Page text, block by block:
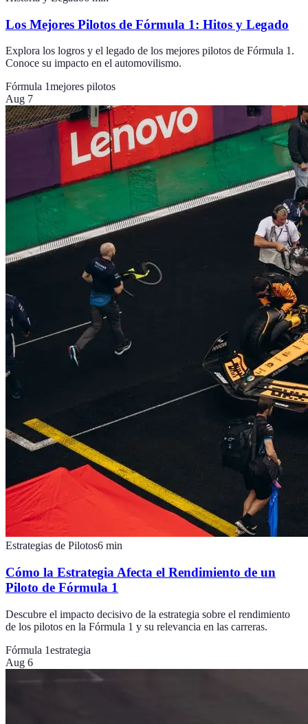
Los Mejores Pilotos de Fórmula 1: Hitos y Legado
Explora los logros y el legado de los mejores pilotos de Fórmula 1.
Conoce su impacto en el automovilismo.
Fórmula 1mejores pilotos
Aug 7
Estrategias de Pilotos6 min
Cómo la Estrategia Afecta el Rendimiento de un
Piloto de Fórmula 1
Descubre el impacto decisivo de la estrategia sobre el rendimiento
de los pilotos en la Fórmula 1 y su relevancia en las carreras.
Fórmula 1estrategia
Aug 6